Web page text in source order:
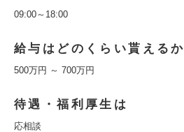
09:00～18:00
給与はどのくらい貰えるか
500万円 ～ 700万円
待遇・福利厚生は
応相談